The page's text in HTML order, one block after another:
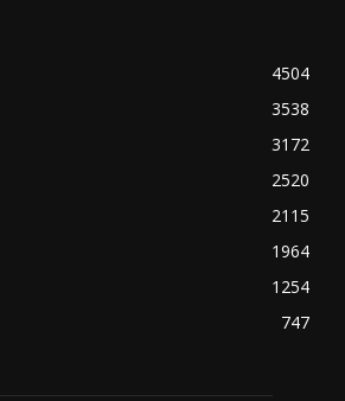
4504
3538
3172
2520
2115
1964
1254
747